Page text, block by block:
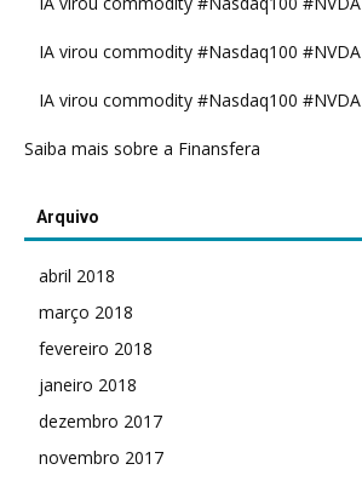
IA virou commodity #Nasdaq100 #NVDA
IA virou commodity #Nasdaq100 #NVDA
Saiba mais sobre a Finansfera
Arquivo
abril 2018
março 2018
fevereiro 2018
janeiro 2018
dezembro 2017
novembro 2017